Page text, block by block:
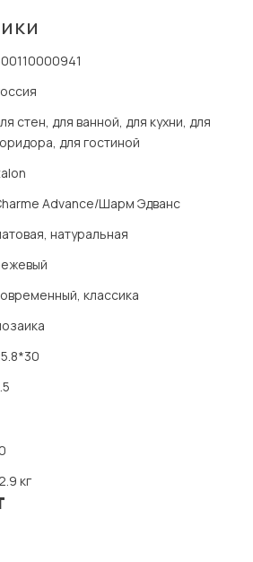
стен, для ванной, для кухни, для
для гостиной
Advance/Шарм Эдванс
натуральная
классика
кг